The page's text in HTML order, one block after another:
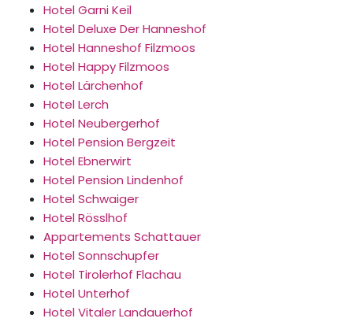
Hotel Garni Keil
Hotel Deluxe Der Hanneshof
Hotel Hanneshof Filzmoos
Hotel Happy Filzmoos
Hotel Lärchenhof
Hotel Lerch
Hotel Neubergerhof
Hotel Pension Bergzeit
Hotel Ebnerwirt
Hotel Pension Lindenhof
Hotel Schwaiger
Hotel Rösslhof
Appartements Schattauer
Hotel Sonnschupfer
Hotel Tirolerhof Flachau
Hotel Unterhof
Hotel Vitaler Landauerhof